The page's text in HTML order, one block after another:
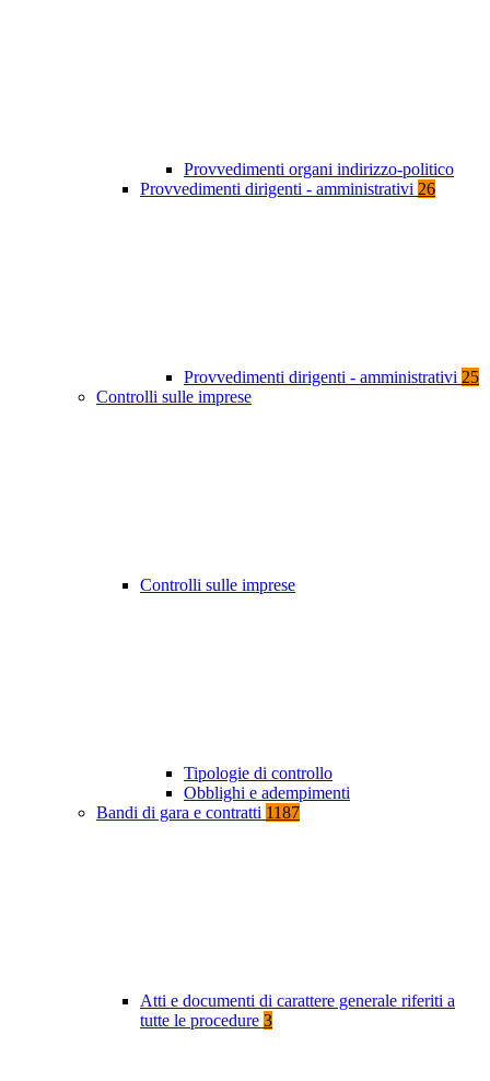
Provvedimenti organi indirizzo-politico
Provvedimenti dirigenti - amministrativi 26
Provvedimenti dirigenti - amministrativi 25
Controlli sulle imprese
Controlli sulle imprese
Tipologie di controllo
Obblighi e adempimenti
Bandi di gara e contratti 1187
Atti e documenti di carattere generale riferiti a
tutte le procedure 3